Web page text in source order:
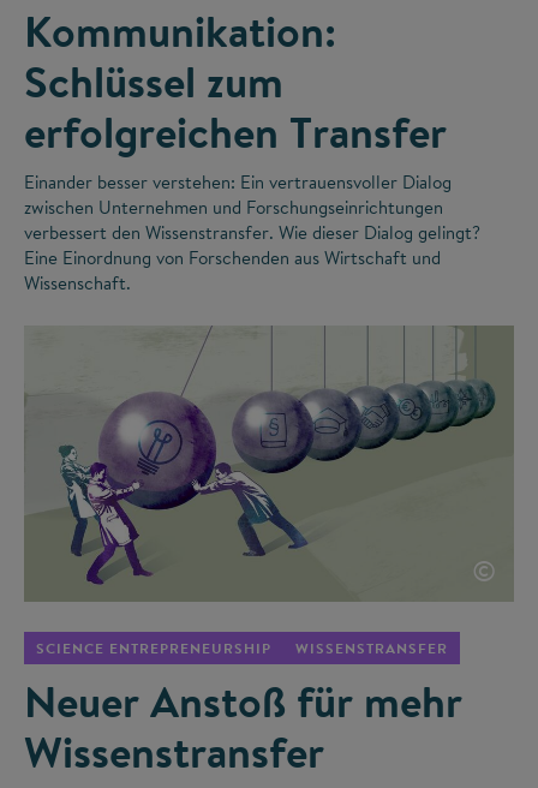
Kommunikation:
Schlüssel zum
erfolgreichen Transfer
Einander besser verstehen: Ein vertrauensvoller Dialog
zwischen Unternehmen und Forschungseinrichtungen
verbessert den Wissenstransfer. Wie dieser Dialog gelingt?
Eine Einordnung von Forschenden aus Wirtschaft und
Wissenschaft.
©
SCIENCE ENTREPRENEURSHIP WISSENSTRANSFER
Neuer Anstoß für mehr
Wissenstransfer